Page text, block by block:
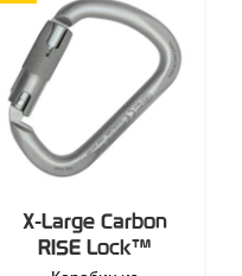
X-Large Carbon
RISE Lock™